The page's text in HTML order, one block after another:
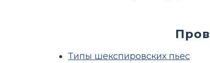
Типы шекспировских пьес